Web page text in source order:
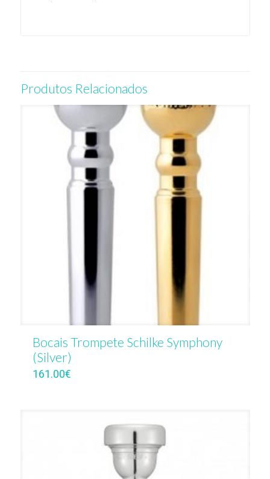
Produtos Relacionados
Bocais Trompete Schilke Symphony
(Silver)
161.00€